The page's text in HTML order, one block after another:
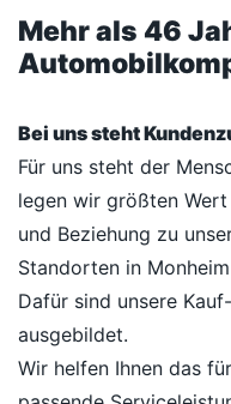
Mehr als 46
Bei uns steht
Für uns steht der
legen wir größten
und Beziehung zu
Standorten in
Dafür sind unsere
ausgebildet.
Wir helfen Ihnen das